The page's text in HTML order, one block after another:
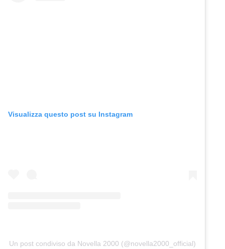
Visualizza questo post su Instagram
Un post condiviso da Novella 2000 (@novella2000_official)